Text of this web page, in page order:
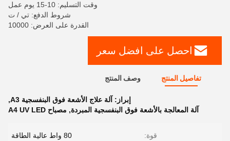
وقت التسليم: 10-15 يوم عمل
شروط الدفع: تي / ت
القدرة على العرض: 10000
احصل على افضل سعر
تفاصيل المنتج وصف المنتج
إبراز: آلة علاج الأشعة فوق البنفسجية A3
,
آلة المعالجة بالأشعة فوق البنفسجية المبردة, مصباح A4 UV LED
قوة: 80 واط عالية الطاقة